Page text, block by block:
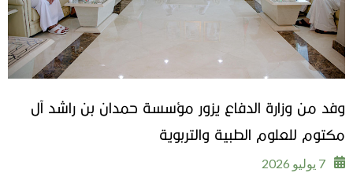
وفد من وزارة الدفاع يزور مؤسسة حمدان بن راشد آل
مكتوم للعلوم الطبية والتربوية
7 يوليو 2026